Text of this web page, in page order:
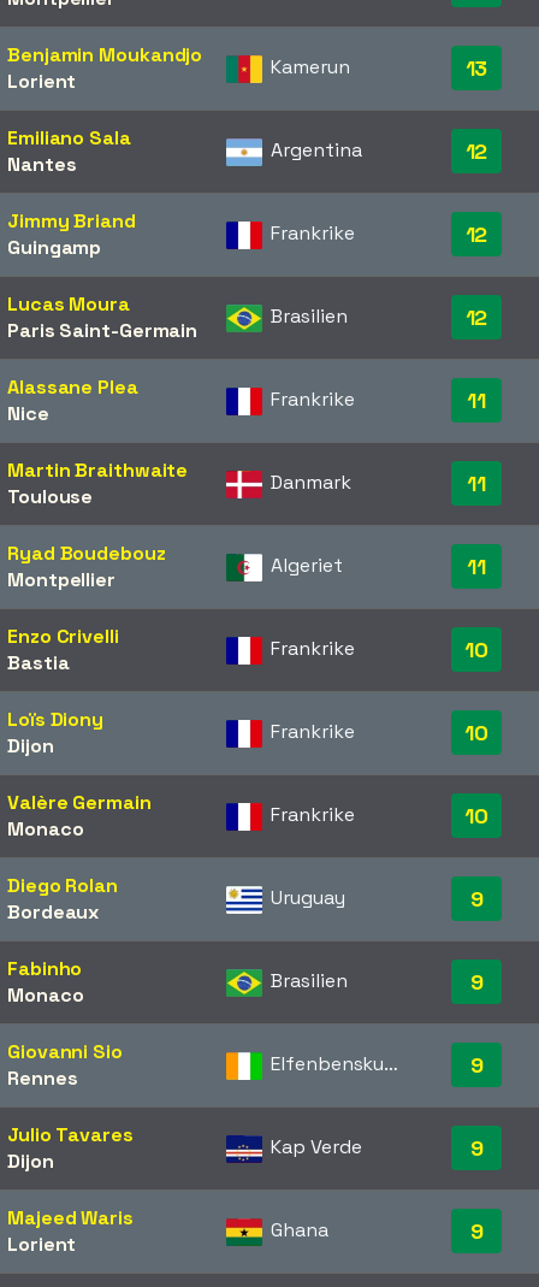
Benjamin Moukandjo
Lorient
Kamerun 13
Emiliano Sala
Nantes
Argentina 12
Jimmy Briand
Guingamp
Frankrike 12
Lucas Moura
Paris Saint-Germain
Brasilien 12
Alassane Plea
Nice
Frankrike 11
Martin Braithwaite
Toulouse
Danmark 11
Ryad Boudebouz
Montpellier
Algeriet 11
Enzo Crivelli
Bastia
Frankrike 10
Loïs Diony
Dijon
Frankrike 10
Valère Germain
Monaco
Frankrike 10
Diego Rolan
Bordeaux
Uruguay 9
Fabinho
Monaco
Brasilien 9
Giovanni Sio
Rennes
Elfenbenskusten 9
Julio Tavares
Dijon
Kap Verde 9
Majeed Waris
Lorient
Ghana 9